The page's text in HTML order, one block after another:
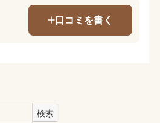
口コミを書く
検索